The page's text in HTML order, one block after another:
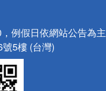
例假日依網站公告為主
5樓 (台灣)